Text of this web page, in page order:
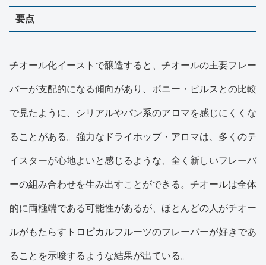
要点
チオール化イーストで醸造すると、チオールの主要フレー
バーが支配的になる傾向があり、ポニー・ピルスとの比較
で見たように、シリアルやパン系のアロマを感じにくくな
ることがある。強力なドライホップ・アロマは、多くのテ
イスターが心地よいと感じるような、全く新しいフレーバ
ーの組み合わせを生み出すことができる。チオールは全体
的に両極端である可能性があるが、ほとんどの人がチオー
ルがもたらすトロピカルフルーツのフレーバーが好きであ
ることを示唆するような結果が出ている。